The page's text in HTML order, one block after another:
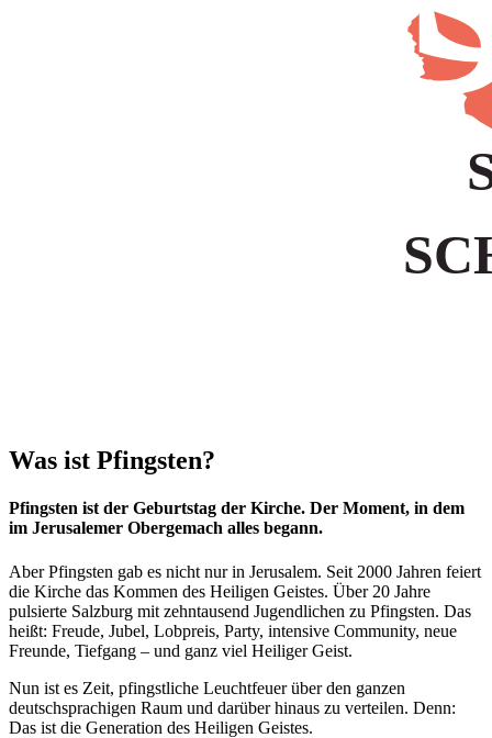
Was ist Pfingsten?
Pfingsten ist der Geburtstag der Kirche. Der Moment, in dem
im Jerusalemer Obergemach alles begann.
Aber Pfingsten gab es nicht nur in Jerusalem. Seit 2000 Jahren feiert
die Kirche das Kommen des Heiligen Geistes. Über 20 Jahre
pulsierte Salzburg mit zehntausend Jugendlichen zu Pfingsten. Das
heißt: Freude, Jubel, Lobpreis, Party, intensive Community, neue
Freunde, Tiefgang – und ganz viel Heiliger Geist.
Nun ist es Zeit, pfingstliche Leuchtfeuer über den ganzen
deutschsprachigen Raum und darüber hinaus zu verteilen. Denn:
Das ist die Generation des Heiligen Geistes.